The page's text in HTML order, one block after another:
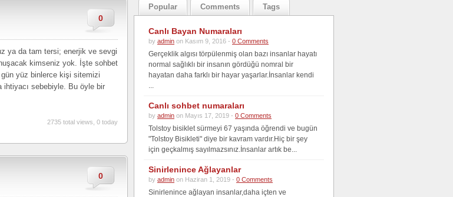
0
ya da tam tersi; enerjik ve sevgi
kimseniz yok. İşte sohbet
yüz binlerce kişi sitemizi
ihtiyacı sebebiyle. Bu öyle bir
2735 total views, 0 today
0
Popular Comments Tags
Canlı Bayan Numaraları
by admin on Kasım 9, 2016 - 0 Comments
Gerçeklik algısı törpülenmiş olan bazı insanlar hayatı
normal sağlıklı bir insanın gördüğü nomral bir
hayatan daha farklı bir hayar yaşarlar.İnsanlar kendi
...
Canlı sohbet numaraları
by admin on Mayıs 17, 2019 - 0 Comments
Tolstoy bisiklet sürmeyi 67 yaşında öğrendi ve bugün
"Tolstoy Bisikleti" diye bir kavram vardır.Hiç bir şey
için geçkalmış sayılmazsınız.İnsanlar artık be...
Sinirlenince Ağlayanlar
by admin on Haziran 1, 2019 - 0 Comments
Sinirlenince ağlayan insanlar,daha içten ve